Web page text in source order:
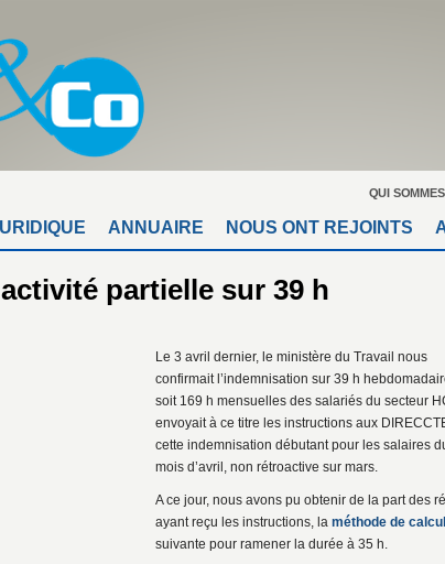
QUI
ANNUAIRE NOUS ONT REJOINTS
partielle sur 39 h
Le 3 avril dernier, le ministère du Travail nous
confirmait l’indemnisation sur 39 h
soit 169 h mensuelles des salariés du secteur
envoyait à ce titre les instructions aux
cette indemnisation débutant pour les salaires
mois d’avril, non rétroactive sur mars.
A ce jour, nous avons pu obtenir de la part des
ayant reçu les instructions, la méthode de calcul
suivante pour ramener la durée à 35 h.